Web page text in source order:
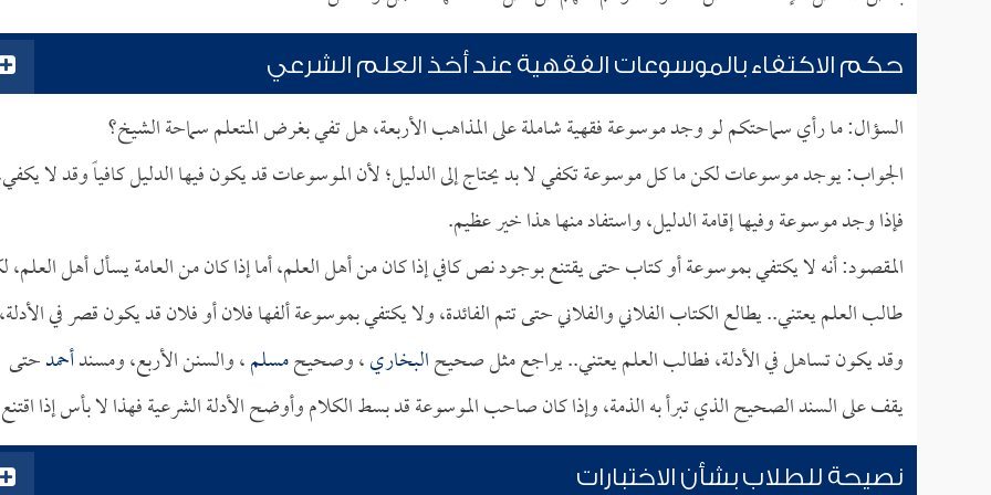
حكم الاكتفاء بالموسوعات الفقهية عند أخذ العلم الشرعي
السؤال: ما رأي سماحتكم لو وجد موسوعة فقهية شاملة على المذاهب الأربعة، هل تفي بغرض المتعلم سماحة الشيخ؟
الجواب: يوجد موسوعات لكن ما كل موسوعة تكفي لا بد يحتاج إلى الدليل؛ لأن الموسوعات قد يكون فيها الدليل كافياً وقد لا
فإذا وجد موسوعة وفيها إقامة الدليل، واستفاد منها هذا خير عظيم.
المقصود: أنه لا يكتفي بموسوعة أو كتاب حتى يقتنع بوجود نص كافي إذا كان من أهل العلم، أما إذا كان من العامة يسأل أهل
طالب العلم يعتني.. يطالع الكتاب الفلاني والفلاني حتى تتم الفائدة، ولا يكتفي بموسوعة ألفها فلان أو فلان قد يكون قصر في
وقد يكون تساهل في الأدلة، فطالب العلم يعتني.. يراجع مثل صحيحالبخاري، وصحيحمسلم، والسنن الأربع، ومسندأحمدحتى
يقف على السند الصحيح الذي تبرأ به الذمة، وإذا كان صاحب الموسوعة قد بسط الكلام وأوضح الأدلة الشرعية فهذا لا بأس إذا
نصيحة للطلاب بشأن الاختبارات